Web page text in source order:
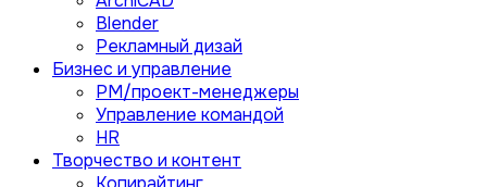
Blender
Рекламный дизай
Бизнес и управление
PM/проект-менеджеры
Управление командой
HR
Творчество и контент